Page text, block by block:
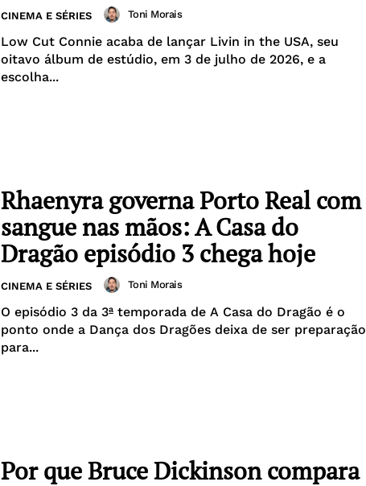
CINEMA E SÉRIES Toni Morais
Low Cut Connie acaba de lançar Livin in the USA, seu
oitavo álbum de estúdio, em 3 de julho de 2026, e a
escolha...
Rhaenyra governa Porto Real com
sangue nas mãos: A Casa do
Dragão episódio 3 chega hoje
CINEMA E SÉRIES Toni Morais
O episódio 3 da 3ª temporada de A Casa do Dragão é o
ponto onde a Dança dos Dragões deixa de ser preparação
para...
Por que Bruce Dickinson compara